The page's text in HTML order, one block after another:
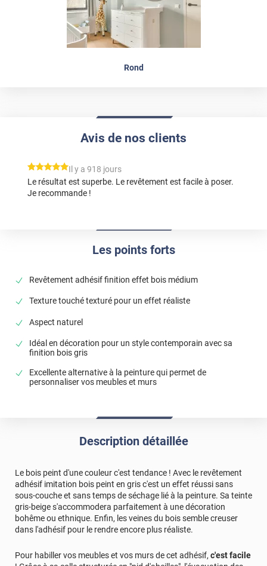
Rond
Les points forts
Revêtement adhésif finition effet bois médium
Texture touché texturé pour un effet réaliste
Aspect naturel
Idéal en décoration pour un style contemporain avec sa
finition bois gris
Excellente alternative à la peinture qui permet de
personnaliser vos meubles et murs
Avis de nos clients
*****
Il y a 918 jours
Le résultat est superbe. Le revêtement est facile à poser.
Je recommande !
Description détaillée
Le bois peint d'une couleur c'est tendance ! Avec le revêtement
adhésif imitation bois peint en gris c'est un effet réussi sans
sous-couche et sans temps de séchage lié à la peinture. Sa teinte
gris-beige s'accommodera parfaitement à une décoration
bohême ou ethnique. Enfin, les veines du bois semble creuser
dans l'adhésif pour le rendre encore plus réaliste.
Pour habiller vos meubles et vos murs de cet adhésif, c'est facile